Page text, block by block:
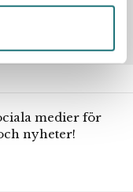
medier för
nyheter!